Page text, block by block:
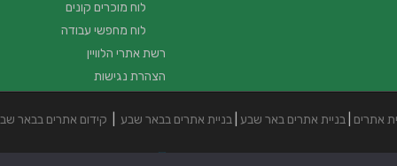
לוח מוכרים קונים
לוח מחפשי עבודה
רשת אתרי הלוויין
הצהרת נגישות
אתרים בניית אתרים באר שבע בניית אתרים בבאר שבע קידום אתרים בבאר